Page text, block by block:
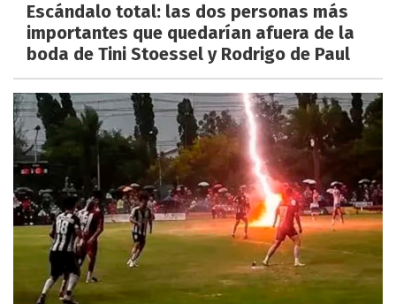
Escándalo total: las dos personas más
importantes que quedarían afuera de la
boda de Tini Stoessel y Rodrigo de Paul